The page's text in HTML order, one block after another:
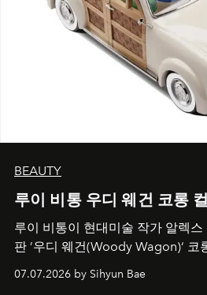
BEAUTY
루이 비통 우디 웨건 코롱
루이 비통이 현대미술 작가 알렉
판 ’우디 웨건(Woody Wagon)‘ 코
07.07.2026 by Sihyun Bae